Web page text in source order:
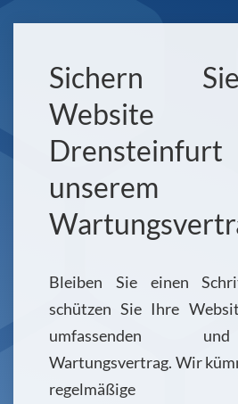
Sichern
unserem
Bleiben Sie einen
schützen Sie Ihre
umfassenden
Wartungsvertrag. Wir
regelmäßige